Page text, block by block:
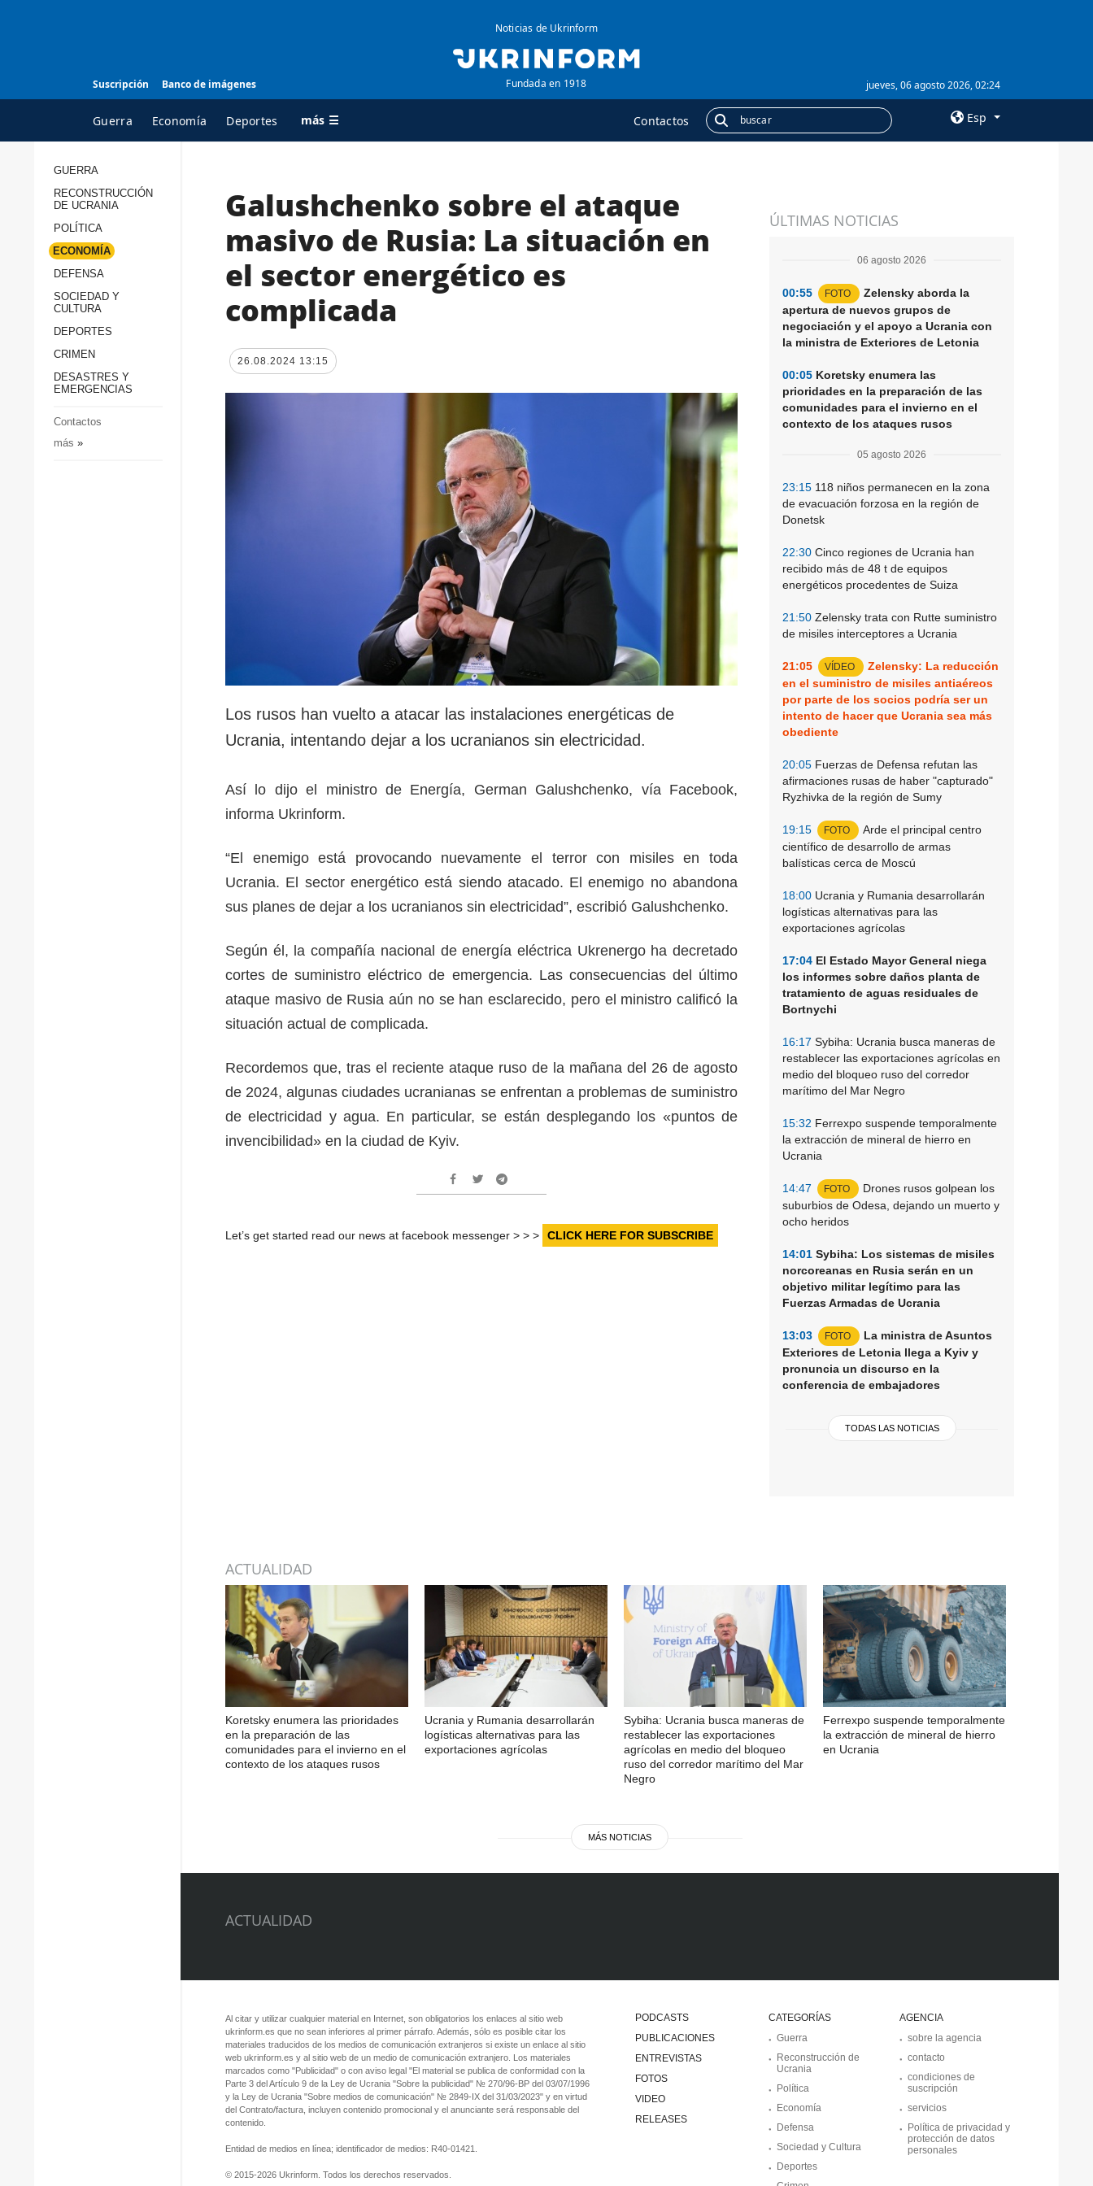
Suscripción Banco de imágenes
Noticias de Ukrinform
Fundada en 1918 jueves, 06 agosto 2026, 02:24
Guerra Economía Deportes más ☰ Contactos Esp
TODAS LAS
Reconstrucción de
Sociedad y Cultura
AGENCIA
sobre la agencia
contacto
condiciones de
suscripción
servicios
ADICIONAL
Podcasts
Publicaciones
Suscripción
GUERRA
RECONSTRUCCIÓN
DE UCRANIA
POLÍTICA
ECONOMÍA
DEFENSA
SOCIEDAD Y
CULTURA
DEPORTES
CRIMEN
DESASTRES Y
EMERGENCIAS
Contactos
más »
ÚLTIMAS NOTICIAS
06 agosto 2026
00:55 FOTO
Zelensky aborda la
apertura de nuevos grupos de
negociación y el apoyo a Ucrania con
la ministra de Exteriores de Letonia
00:05 Koretsky enumera las
prioridades en la preparación de las
comunidades para el invierno en el
contexto de los ataques rusos
05 agosto 2026
23:15 118 niños permanecen en la zona
de evacuación forzosa en la región de
Donetsk
22:30 Cinco regiones de Ucrania han
recibido más de 48 t de equipos
energéticos procedentes de Suiza
21:50 Zelensky trata con Rutte suministro
de misiles interceptores a Ucrania
21:05 VÍDEO
Zelensky: La reducción
en el suministro de misiles antiaéreos
por parte de los socios podría ser un
intento de hacer que Ucrania sea más
obediente
20:05 Fuerzas de Defensa refutan las
afirmaciones rusas de haber "capturado"
Ryzhivka de la región de Sumy
19:15 FOTO
Arde el principal centro
científico de desarrollo de armas
balísticas cerca de Moscú
18:00 Ucrania y Rumania desarrollarán
logísticas alternativas para las
exportaciones agrícolas
17:04 El Estado Mayor General niega
los informes sobre daños planta de
tratamiento de aguas residuales de
Bortnychi
16:17 Sybiha: Ucrania busca maneras de
restablecer las exportaciones agrícolas en
medio del bloqueo ruso del corredor
marítimo del Mar Negro
15:32 Ferrexpo suspende temporalmente
la extracción de mineral de hierro en
Ucrania
14:47 FOTO
Drones rusos golpean los
suburbios de Odesa, dejando un muerto y
ocho heridos
14:01 Sybiha: Los sistemas de misiles
norcoreanas en Rusia serán en un
objetivo militar legítimo para las
Fuerzas Armadas de Ucrania
13:03 FOTO
La ministra de Asuntos
Exteriores de Letonia llega a Kyiv y
pronuncia un discurso en la
conferencia de embajadores
TODAS LAS NOTICIAS
Galushchenko sobre el ataque
masivo de Rusia: La situación en
el sector energético es
complicada
26.08.2024 13:15
Los rusos han vuelto a atacar las instalaciones energéticas de
Ucrania, intentando dejar a los ucranianos sin electricidad.
Así lo dijo el ministro de Energía, German Galushchenko, vía Facebook,
informa Ukrinform.
“El enemigo está provocando nuevamente el terror con misiles en toda
Ucrania. El sector energético está siendo atacado. El enemigo no abandona
sus planes de dejar a los ucranianos sin electricidad”, escribió Galushchenko.
Según él, la compañía nacional de energía eléctrica Ukrenergo ha decretado
cortes de suministro eléctrico de emergencia. Las consecuencias del último
ataque masivo de Rusia aún no se han esclarecido, pero el ministro calificó la
situación actual de complicada.
Recordemos que, tras el reciente ataque ruso de la mañana del 26 de agosto
de 2024, algunas ciudades ucranianas se enfrentan a problemas de suministro
de electricidad y agua. En particular, se están desplegando los «puntos de
invencibilidad» en la ciudad de Kyiv.
Let’s get started read our news at facebook messenger > > > CLICK HERE FOR SUBSCRIBE
ACTUALIDAD
Koretsky enumera las prioridades
en la preparación de las
comunidades para el invierno en el
contexto de los ataques rusos
Ucrania y Rumania desarrollarán
logísticas alternativas para las
exportaciones agrícolas
Sybiha: Ucrania busca maneras de
restablecer las exportaciones
agrícolas en medio del bloqueo
ruso del corredor marítimo del Mar
Negro
Ferrexpo suspende temporalmente
la extracción de mineral de hierro
en Ucrania
MÁS NOTICIAS
ACTUALIDAD
CATEGORÍAS
Guerra
Reconstrucción de
Ucrania
Política
Economía
Defensa
Sociedad y Cultura
Deportes
AGENCIA
sobre la agencia
contacto
condiciones de
suscripción
servicios
Política de privacidad y
protección de datos
personales
PODCASTS
PUBLICACIONES
ENTREVISTAS
FOTOS
VIDEO
RELEASES
Al citar y utilizar cualquier material en Internet, son obligatorios los enlaces al sitio web
ukrinform.es que no sean inferiores al primer párrafo. Además, sólo es posible citar los
materiales traducidos de los medios de comunicación extranjeros si existe un enlace al sitio
web ukrinform.es y al sitio web de un medio de comunicación extranjero. Los materiales
marcados como "Publicidad" o con aviso legal "El material se publica de conformidad con la
Parte 3 del Artículo 9 de la Ley de Ucrania "Sobre la publicidad" № 270/96-ВР del 03/07/1996
y la Ley de Ucrania "Sobre medios de comunicación" № 2849-IX del 31/03/2023" y en virtud
del Contrato/factura, incluyen contenido promocional y el anunciante será responsable del
contenido.
Entidad de medios en línea; identificador de medios: R40-01421.
© 2015-2026 Ukrinform. Todos los derechos reservados.